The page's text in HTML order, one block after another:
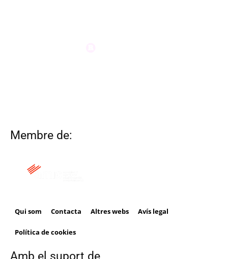
Membre de:
Qui som Contacta Altres webs Avís legal
Política de cookies
Amb el suport de